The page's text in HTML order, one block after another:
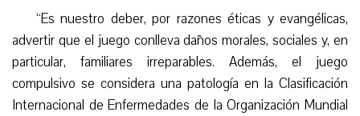
“Es nuestro deber, por razones éticas y evangélicas,
advertir que el juego conlleva daños morales, sociales y, en
particular, familiares irreparables. Además, el juego
compulsivo se considera una patología en la Clasificación
Internacional de Enfermedades de la Organización Mundial